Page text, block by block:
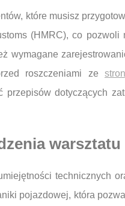
które musisz
(HMRC), co
wymagane
roszczeniami ze
dotyczących
technicznych
pojazdowej, która